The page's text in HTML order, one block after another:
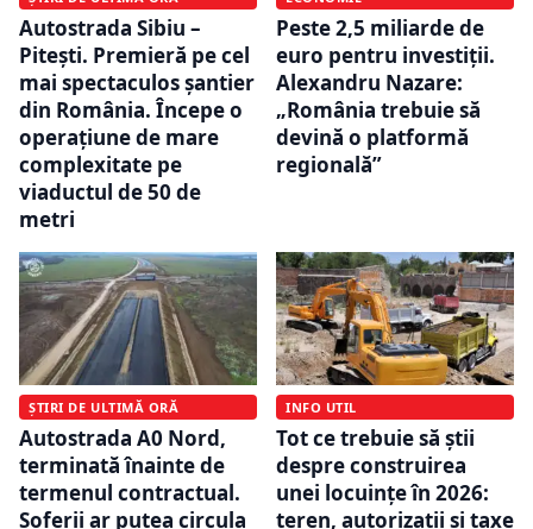
Autostrada Sibiu –
Pitești. Premieră pe cel
mai spectaculos șantier
din România. Începe o
operațiune de mare
complexitate pe
viaductul de 50 de
metri
Peste 2,5 miliarde de
euro pentru investiții.
Alexandru Nazare:
„România trebuie să
devină o platformă
regională”
ȘTIRI DE ULTIMĂ ORĂ
Autostrada A0 Nord,
terminată înainte de
termenul contractual.
Șoferii ar putea circula
INFO UTIL
Tot ce trebuie să știi
despre construirea
unei locuințe în 2026:
teren, autorizații și taxe